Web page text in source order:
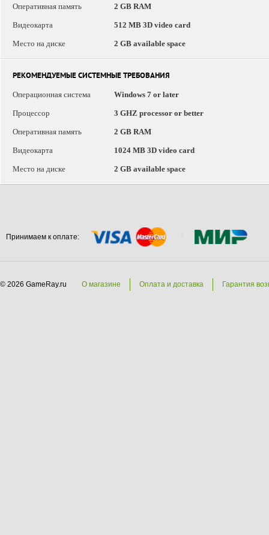
Оперативная память 2 GB RAM
Видеокарта 512 MB 3D video card
Место на диске 2 GB available space
РЕКОМЕНДУЕМЫЕ СИСТЕМНЫЕ ТРЕБОВАНИЯ
Операционная система
Windows 7 or later
Процессор 3 GHZ processor or better
Оперативная память 2 GB RAM
Видеокарта 1024 MB 3D video card
Место на диске 2 GB available space
Принимаем к оплате:
© 2026 GameRay.ru О магазине Оплата и доставка Гарантия